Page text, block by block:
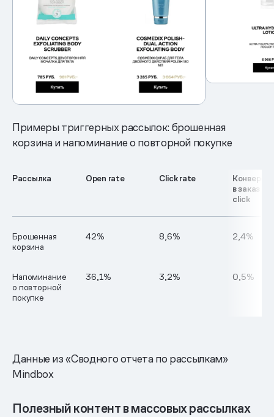
Примеры триггерных рассылок: брошенная
корзина и напоминание о повторной покупке
Рассылка Open rate Click rate
в заказ
click
Брошенная
корзина
42% 8,6% 2,4%
Напоминание
о повторной
покупке
36,1% 3,2% 0,5%
Данные из «Сводного отчета по рассылкам»
Mindbox
Полезный контент в массовых рассылках